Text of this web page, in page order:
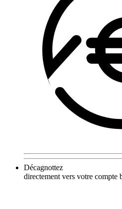
Décagnottez
directement vers votre compte